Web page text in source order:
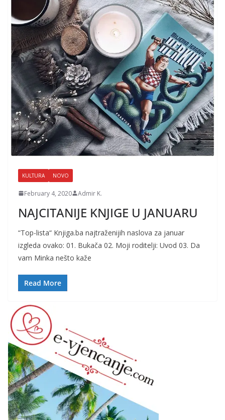
KULTURA NOVO
February 4, 2020 Admir K.
NAJCITANIJE KNJIGE U JANUARU
“Top-lista“ Knjiga.ba najtraženijih naslova za januar
izgleda ovako: 01. Bukača 02. Moji roditelji: Uvod 03. Da
vam Minka nešto kaže
Read More